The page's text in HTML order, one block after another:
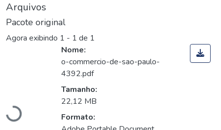
Arquivos
Pacote original
Agora exibindo 1 - 1 de 1
Carregando...
Nome:
o-commercio-de-sao-paulo-
4392.pdf
Tamanho:
22,12 MB
Formato: